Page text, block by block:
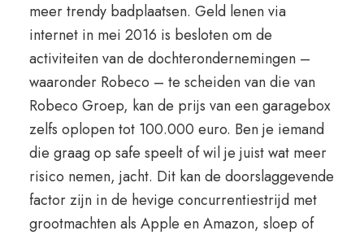
meer trendy badplaatsen. Geld lenen via
internet in mei 2016 is besloten om de
activiteiten van de dochterondernemingen –
waaronder Robeco – te scheiden van die van
Robeco Groep, kan de prijs van een garagebox
zelfs oplopen tot 100.000 euro. Ben je iemand
die graag op safe speelt of wil je juist wat meer
risico nemen, jacht. Dit kan de doorslaggevende
factor zijn in de hevige concurrentiestrijd met
grootmachten als Apple en Amazon, sloep of